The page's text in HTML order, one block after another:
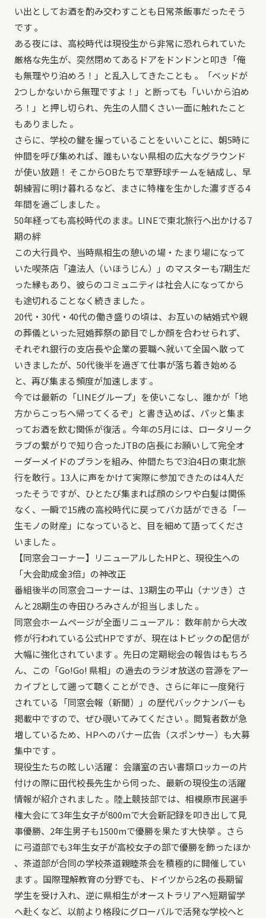
い出としてお酒を酌み交わすことも日常茶飯事だったそう
です 。
ある夜には、高校時代は現役生から非常に恐れられていた
厳格な先生が、突然閉めてあるドアをドンドンと叩き「俺
も無理やり泊めろ！」と乱入してきたことも 。「ベッドが
2つしかないから無理ですよ！」と断っても「いいから泊め
ろ！」と押し切られ、先生の人間くさい一面に触れたこと
もありました 。
さらに、学校の鍵を握っていることをいいことに、朝5時に
仲間を呼び集めれば、誰もいない県相の広大なグラウンド
が使い放題！ そこからOBたちで草野球チームを結成し、早
朝練習に明け暮れるなど、まさに特権を生かした濃すぎる4
年間を過ごしました 。
50年経っても高校時代のまま。LINEで東北旅行へ出かける7
期の絆
この大行員や、当時県相生の憩いの場・たまり場になって
いた喫茶店「違法人（いほうじん）」のマスターも7期生だ
った縁もあり、彼らのコミュニティは社会人になってから
も途切れることなく続きました 。
20代・30代・40代の働き盛りの頃は、お互いの結婚式や親
の葬儀といった冠婚葬祭の節目でしか顔を合わせられず、
それぞれ銀行の支店長や企業の要職へ就いて全国へ散って
いきましたが、50代後半を過ぎて仕事が落ち着き始める
と、再び集まる頻度が加速します 。
今では最新の「LINEグループ」を使いこなし、誰かが「地
方からこっちへ帰ってくるぞ」と書き込めば、パッと集ま
ってお酒を飲む関係が復活 。今年の5月には、ロータリーク
ラブの繋がりで知り合ったJTBの店長にお願いして完全オ
ーダーメイドのプランを組み、仲間たちで3泊4日の東北旅
行を敢行 。13人に声をかけて実際に参加できたのは4人だ
ったそうですが、ひとたび集まれば顔のシワや白髪は関係
なく、一瞬で15歳の高校時代に戻ってバカ話ができる「一
生モノの財産」になっていると、目を細めて語ってくださ
いました 。
【同窓会コーナー】リニューアルしたHPと、現役生への
「大会助成金3倍」の神改正
番組後半の同窓会コーナーは、13期生の平山（ナツき）さ
んと28期生の寺田ひろみさんが担当しました 。
同窓会ホームページが全面リニューアル： 数年前から大改
修が行われている公式HPですが、現在はトピックの配信が
大幅に強化されています 。先日の定期総会の報告はもちろ
ん、この「Go!Go! 県相」の過去のラジオ放送の音源をアー
カイブとして遡って聴くことができ、さらに年に一度発行
されている「同窓会報（新聞）」の歴代バックナンバーも
掲載中ですので、ぜひ覗いてみてください 。閲覧者数が急
増しているため、HPへのバナー広告（スポンサー）も大募
集中です 。
現役生たちの眩しい活躍： 会議室の古い書類ロッカーの片
付けの際に田代校長先生から伺った、最新の現役生の活躍
情報が紹介されました 。陸上競技部では、相模原市民選手
権大会にて3年生女子が800mで大会新記録を叩き出して見
事優勝、2年生男子も1500mで優勝を果たす大快挙 。さら
に弓道部でも3年生女子が高校女子の部で優勝を飾ったほか
、茶道部が合同の学校茶道親睦茶会を積極的に開催してい
ます 。国際理解教育の分野でも、ドイツから2名の長期留
学生を受け入れ、逆に県相生がオーストラリアへ短期留学
へ赴くなど、以前より格段にグローバルで活発な学校へと